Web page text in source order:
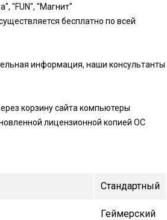
"FUN", "Магнит"
бесплатно по всей
информация, наши консультанты
корзину сайта компьютеры
лицензионной копией ОС
Стандартный
Геймерский